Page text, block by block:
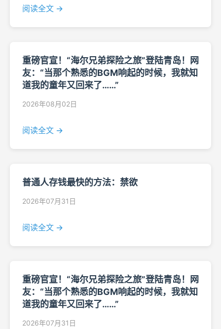
阅读全文 →
重磅官宣！“海尔兄弟探险之旅”登陆青岛！网
友：“当那个熟悉的BGM响起的时候，我就知
道我的童年又回来了……”
2026年08月02日
阅读全文 →
普通人存钱最快的方法：禁欲
2026年07月31日
阅读全文 →
重磅官宣！“海尔兄弟探险之旅”登陆青岛！网
友：“当那个熟悉的BGM响起的时候，我就知
道我的童年又回来了……”
2026年07月31日